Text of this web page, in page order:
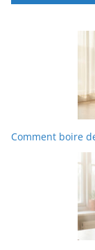
Comment boire